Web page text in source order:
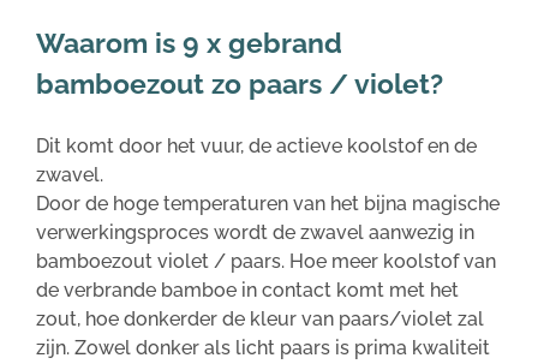
Waarom is 9 x gebrand
bamboezout zo paars / violet?
Dit komt door het vuur, de actieve koolstof en de
zwavel.
Door de hoge temperaturen van het bijna magische
verwerkingsproces wordt de zwavel aanwezig in
bamboezout violet / paars. Hoe meer koolstof van
de verbrande bamboe in contact komt met het
zout, hoe donkerder de kleur van paars/violet zal
zijn. Zowel donker als licht paars is prima kwaliteit